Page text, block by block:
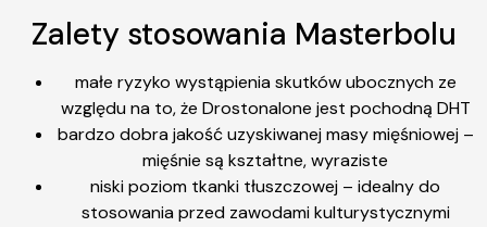
Zalety stosowania Masterbolu
małe ryzyko wystąpienia skutków ubocznych ze
względu na to, że Drostonalone jest pochodną DHT
bardzo dobra jakość uzyskiwanej masy mięśniowej –
mięśnie są kształtne, wyraziste
niski poziom tkanki tłuszczowej – idealny do
stosowania przed zawodami kulturystycznymi